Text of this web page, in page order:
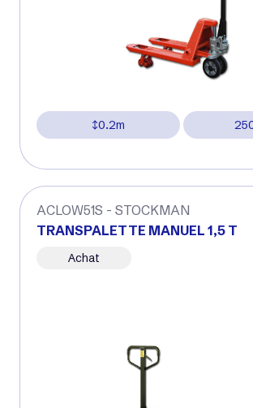
0.2m
ACLOW51S - STOCKMAN
TRANSPALETTE MANUEL 1,5 T
Achat